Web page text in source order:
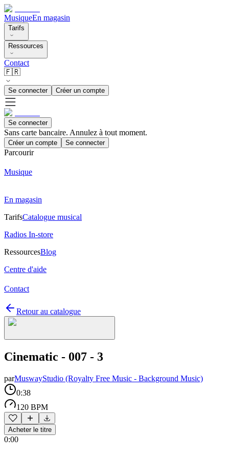
MusiqueEn magasin
Tarifs
Ressources
Contact
🇫🇷
Se connecter Créer un compte
Se connecter
Sans carte bancaire. Annulez à tout moment.
Créer un compte Se connecter
Parcourir
Musique
En magasin
TarifsCatalogue musical
Radios In-store
RessourcesBlog
Centre d'aide
Contact
Retour au catalogue
Cinematic - 007 - 3
parMuswayStudio (Royalty Free Music - Background Music)
0:38
120 BPM
Acheter le titre
0:00